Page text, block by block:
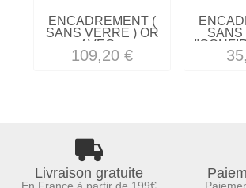
ENCADREMENT (
SANS VERRE ) OR
AVEC...
109,20 €
SANS
Livraison gratuite